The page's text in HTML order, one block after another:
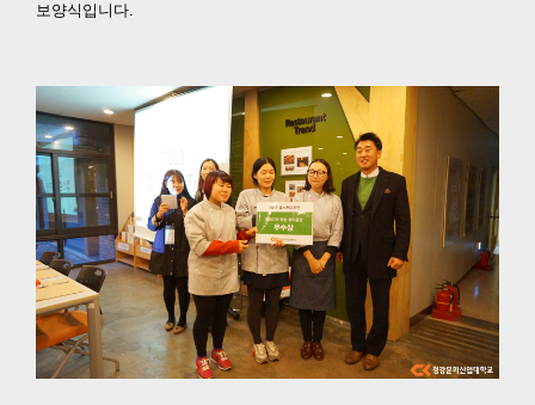
보양식입니다.